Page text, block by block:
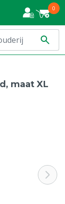
0
maat XL